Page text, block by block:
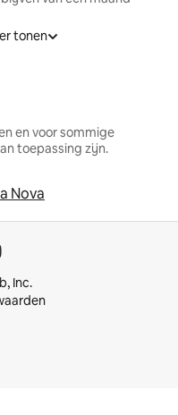
tonen
en voor sommige
toepassing zijn.
Nova
Inc.